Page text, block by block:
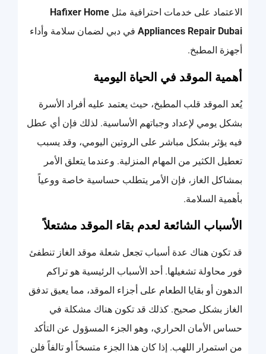
الاعتماد على خدمات احترافية مثل Hafixer Home
Appliances Repair Dubai في دبي لضمان سلامة وأداء
أجهزة المطبخ.
أهمية الموقد في الحياة اليومية
يُعد الموقد قلب المطبخ، حيث يعتمد عليه أفراد الأسرة
بشكل يومي لإعداد وجباتهم الأساسية. لذلك فإن أي عطل
فيه يؤثر بشكل مباشر على الروتين اليومي، وقد يسبب
تعطيل الكثير من المهام المنزلية. وعندما يتعلق الأمر
بمشاكل الغاز، فإن الأمر يتطلب حساسية خاصة ووعياً
بأهمية السلامة.
الأسباب الشائعة لعدم بقاء الموقد مشتعلاً
قد تكون هناك عدة أسباب تجعل شعلة موقد الغاز تنطفئ
فور محاولة تشغيلها. أحد الأسباب الرئيسية هو تراكم
الدهون أو بقايا الطعام على أجزاء الموقد، مما يعيق تدفق
الغاز بشكل صحيح. كذلك قد تكون هناك مشكلة في
حساس الأمان الحراري، وهو الجزء المسؤول عن التأكد
من استمرار اللهب. إذا كان هذا الجزء متسخاً أو تالفاً فلن